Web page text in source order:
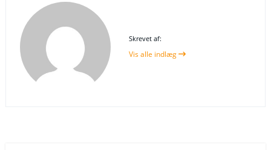
Skrevet af:
Vis alle indlæg